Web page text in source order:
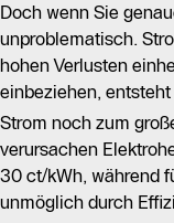
Doch wenn Sie
unproblematisch.
hohen Verlusten
einbeziehen,
Strom noch zum
verursachen
30 ct/kWh, während
unmöglich durch